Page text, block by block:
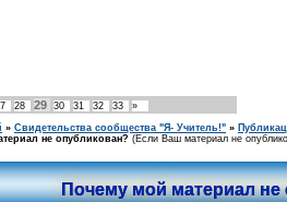
28 29 30 31 32 33
»
» Свидетельства сообщества "Я- Учитель!" »
не опубликован? (Если Ваш материал не
Почему мой материал не